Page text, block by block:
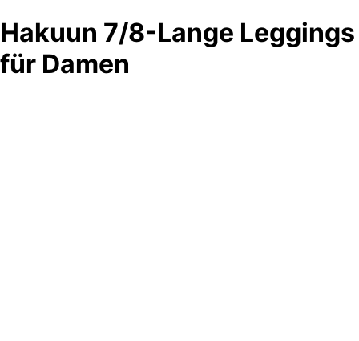
Hakuun 7/8-Lange Leggings
für Damen